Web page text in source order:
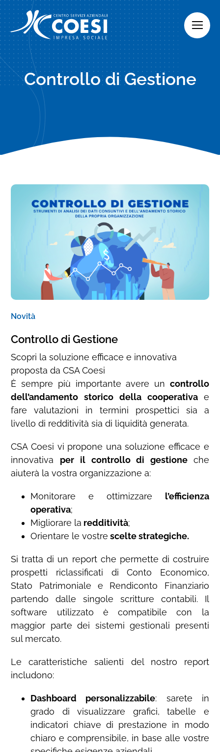
Skip
to
content
Controllo di Gestione
Novità
Controllo di Gestione
Scopri la soluzione efficace e innovativa
proposta da CSA Coesi
È sempre più importante avere un controllo
dell’andamento storico della cooperativa e
fare valutazioni in termini prospettici sia a
livello di redditività sia di liquidità generata.
CSA Coesi vi propone una soluzione efficace e
innovativa per il controllo di gestione che
aiuterà la vostra organizzazione a:
Monitorare e ottimizzare l’efficienza
operativa;
Migliorare la redditività;
Orientare le vostre scelte strategiche.
Si tratta di un report che permette di costruire
prospetti riclassificati di Conto Economico,
Stato Patrimoniale e Rendiconto Finanziario
partendo dalle singole scritture contabili. Il
software utilizzato è compatibile con la
maggior parte dei sistemi gestionali presenti
sul mercato.
Le caratteristiche salienti del nostro report
includono:
Dashboard personalizzabile: sarete in
grado di visualizzare grafici, tabelle e
indicatori chiave di prestazione in modo
chiaro e comprensibile, in base alle vostre